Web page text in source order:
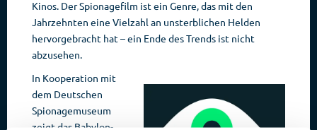
Kinos. Der Spionagefilm ist ein Genre, das mit den
Jahrzehnten eine Vielzahl an unsterblichen Helden
hervorgebracht hat – ein Ende des Trends ist nicht
abzusehen.
In Kooperation mit
dem Deutschen
Spionagemuseum
zeigt das Babylon-